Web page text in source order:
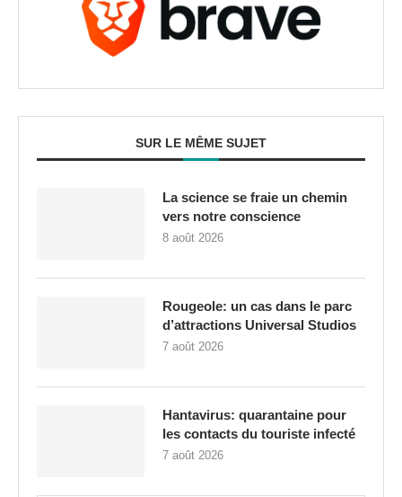
SUR LE MÊME SUJET
La science se fraie un chemin
vers notre conscience
8 août 2026
Rougeole: un cas dans le parc
d’attractions Universal Studios
7 août 2026
Hantavirus: quarantaine pour
les contacts du touriste infecté
7 août 2026